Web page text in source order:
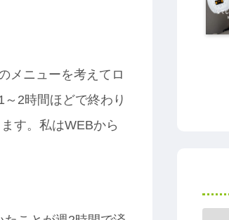
メニューを考えてロ
2時間ほどで終わり
す。私はWEBから